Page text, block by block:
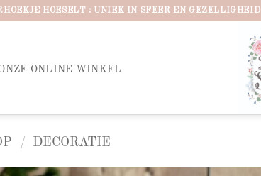
HOESELT : UNIEK IN SFEER EN GEZELLIGHEID
ONLINE WINKEL
/ DECORATIE